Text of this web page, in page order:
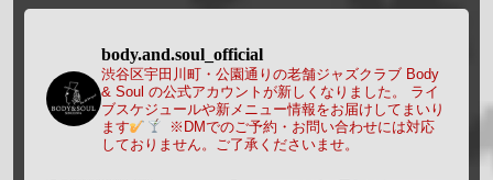
body.and.soul_official
渋谷区宇田川町・公園通りの老舗ジャズクラブ Body
& Soul の公式アカウントが新しくなりました。
ライ
ブスケジュールや新メニュー情報をお届けしてまいり
ます
※DMでのご予約・お問い合わせには対応
しておりません。ご了承くださいませ。